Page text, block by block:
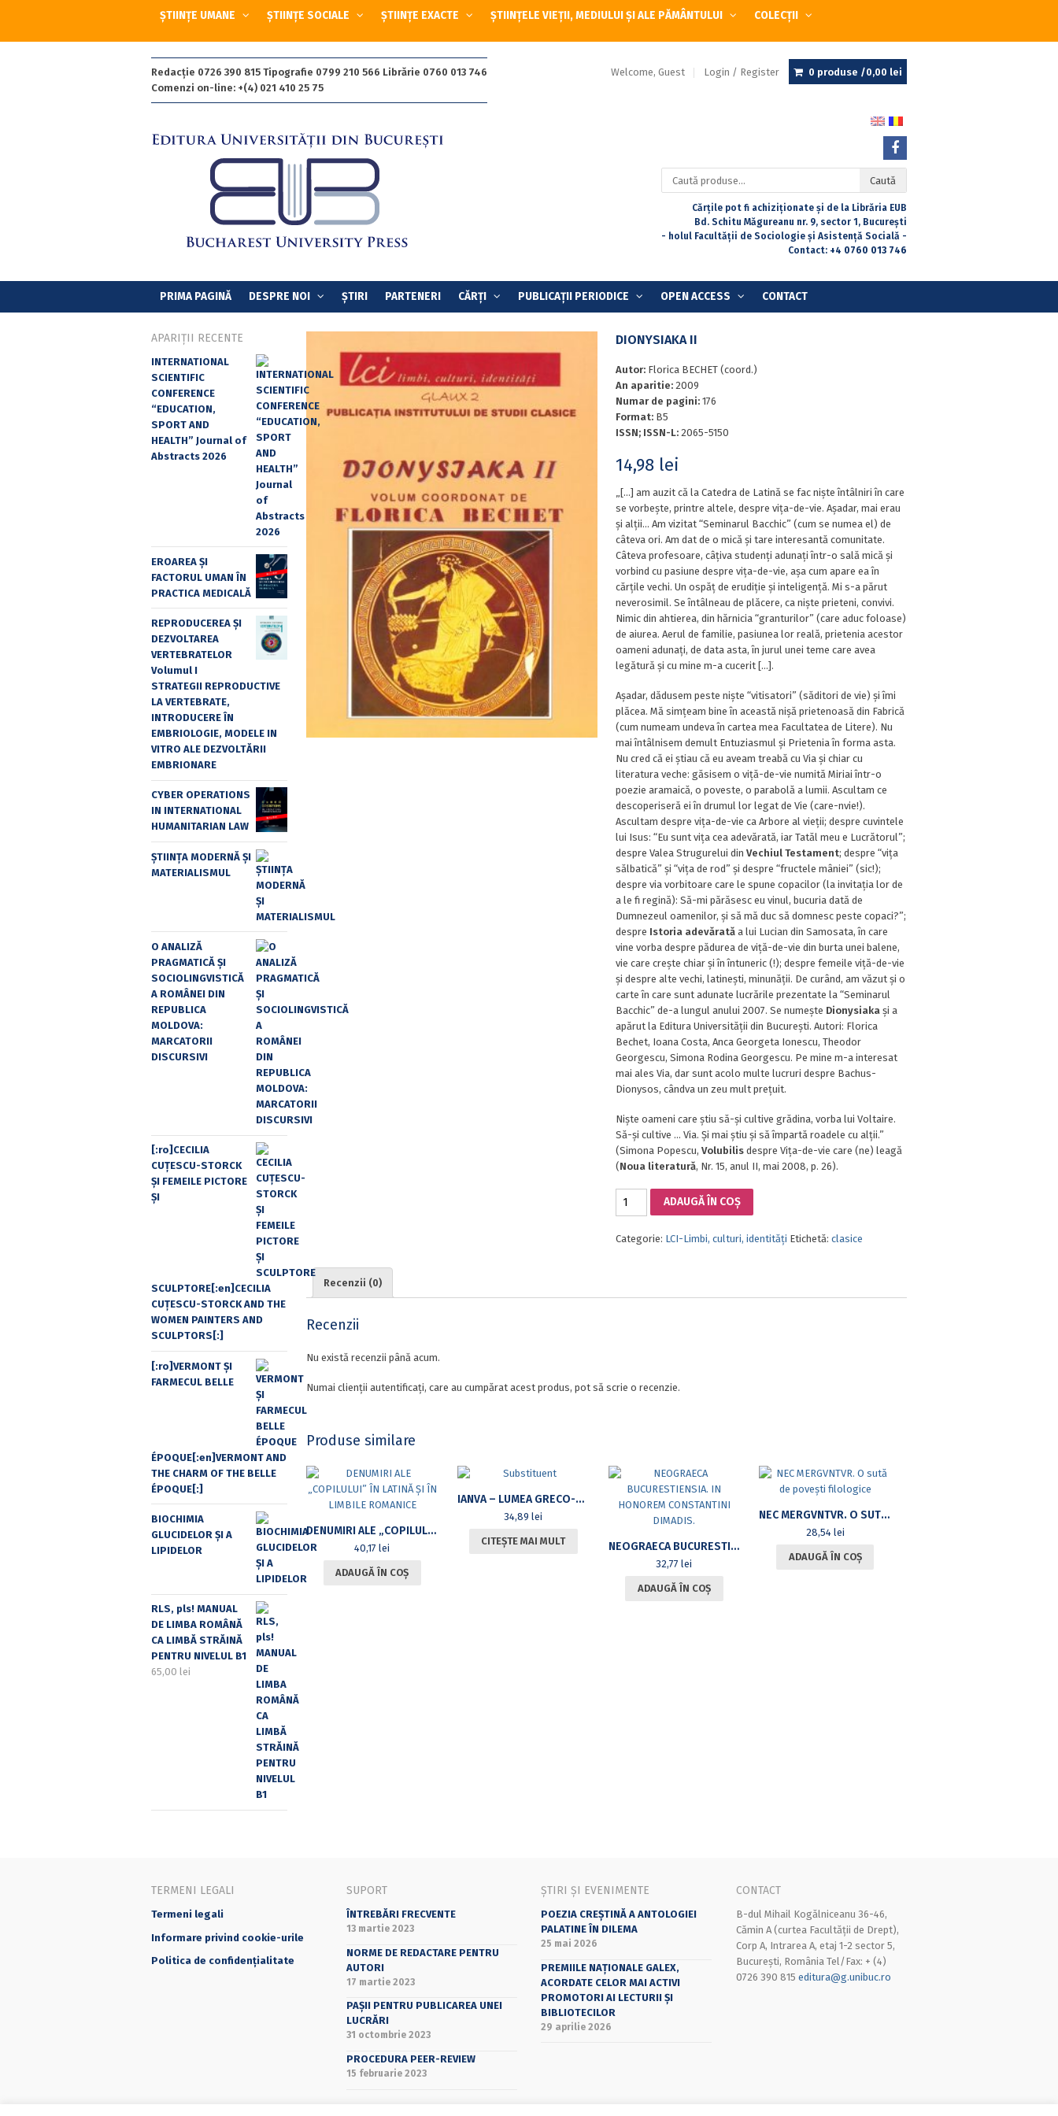
ȘTIINȚE UMANE ȘTIINȚE SOCIALE ȘTIINȚE EXACTE ȘTIINȚELE VIEȚII, MEDIULUI ȘI ALE PĂMÂNTULUI COLECȚII
Redacție 0726 390 815 Tipografie 0799 210 566 Librărie 0760 013 746
Comenzi on-line: +(4) 021 410 25 75
Welcome, Guest Login / Register 0 produse /0,00 lei
Caută
după:
Caută
Cărțile pot fi achiziționate și de la Librăria EUB
Bd. Schitu Măgureanu nr. 9, sector 1, București
- holul Facultății de Sociologie și Asistență Socială -
Contact: +4 0760 013 746
PRIMA PAGINĂ DESPRE NOI ȘTIRI PARTENERI CĂRȚI PUBLICAȚII PERIODICE OPEN ACCESS CONTACT
DIONYSIAKA II
Autor: Florica BECHET (coord.)
An aparitie: 2009
Numar de pagini: 176
Format: B5
ISSN; ISSN-L: 2065-5150
14,98 lei
„[…] am auzit că la Catedra de Latină se fac niște întâlniri în care
se vorbește, printre altele, despre vița-de-vie. Așadar, mai erau
și alții… Am vizitat “Seminarul Bacchic” (cum se numea el) de
câteva ori. Am dat de o mică și tare interesantă comunitate.
Câteva profesoare, câțiva studenți adunați într-o sală mică și
vorbind cu pasiune despre vița-de-vie, așa cum apare ea în
cărțile vechi. Un ospăț de erudiție și inteligență. Mi s-a părut
neverosimil. Se întâlneau de plăcere, ca niște prieteni, convivi.
Nimic din ahtierea, din hărnicia “granturilor” (care aduc foloase)
de aiurea. Aerul de familie, pasiunea lor reală, prietenia acestor
oameni adunați, de data asta, în jurul unei teme care avea
legătură și cu mine m-a cucerit […].
Așadar, dădusem peste niște “vitisatori” (săditori de vie) și îmi
plăcea. Mă simțeam bine în această nișă prietenoasă din Fabrică
(cum numeam undeva în cartea mea Facultatea de Litere). Nu
mai întâlnisem demult Entuziasmul și Prietenia în forma asta.
Nu cred că ei știau că eu aveam treabă cu Via și chiar cu
literatura veche: găsisem o viță-de-vie numită Miriai într-o
poezie aramaică, o poveste, o parabolă a lumii. Ascultam ce
descoperiseră ei în drumul lor legat de Vie (care-nvie!).
Ascultam despre vița-de-vie ca Arbore al vieții; despre cuvintele
lui Isus: “Eu sunt vița cea adevărată, iar Tatăl meu e Lucrătorul”;
despre Valea Strugurelui din Vechiul Testament; despre “vița
sălbatică” și “vița de rod” și despre “fructele mâniei” (sic!);
despre via vorbitoare care le spune copacilor (la invitația lor de
a le fi regină): Să-mi părăsesc eu vinul, bucuria dată de
Dumnezeul oamenilor, și să mă duc să domnesc peste copaci?”;
despre Istoria adevărată a lui Lucian din Samosata, în care
vine vorba despre pădurea de viță-de-vie din burta unei balene,
vie care crește chiar și în întuneric (!); despre femeile viță-de-vie
și despre alte vechi, latinești, minunății. De curând, am văzut și o
carte în care sunt adunate lucrările prezentate la “Seminarul
Bacchic” de-a lungul anului 2007. Se numește Dionysiakași a
apărut la Editura Universității din București. Autori: Florica
Bechet, Ioana Costa, Anca Georgeta Ionescu, Theodor
Georgescu, Simona Rodina Georgescu. Pe mine m-a interesat
mai ales Via, dar sunt acolo multe lucruri despre Bachus-
Dionysos, cândva un zeu mult prețuit.
Niște oameni care știu să-și cultive grădina, vorba lui Voltaire.
Să-și cultive … Via. Și mai știu și să împartă roadele cu alții.”
(Simona Popescu, Volubilis despre Vița-de-vie care (ne) leagă
(Noua literatură, Nr. 15, anul II, mai 2008, p. 26).
ADAUGĂ ÎN COȘ
Categorie: LCI-Limbi, culturi, identități Etichetă: clasice
Recenzii (0)
Recenzii
Nu există recenzii până acum.
Numai clienții autentificați, care au cumpărat acest produs, pot să scrie o recenzie.
Produse similare
DENUMIRI ALE „COPILULUI” ÎN LATINĂ ȘI ÎN LIMBILE ROMANICE
40,17lei
ADAUGĂ ÎN COȘ
IANVA – LUMEA GRECO-ROMANĂ ÎN STUDII ȘI ARTICOLE
34,89lei
CITEȘTE MAI MULT NEOGRAECA BUCURESTIENSIA. IN HONOREM CONSTANTINI DIMADIS.
32,77lei
ADAUGĂ ÎN COȘ
NEC MERGVNTVR. O SUTĂ DE POVEȘTI FILOLOGICE
28,54 lei
ADAUGĂ ÎN COȘ
APARIȚII RECENTE
INTERNATIONAL
SCIENTIFIC
CONFERENCE
“EDUCATION,
SPORT AND
HEALTH” Journal of
Abstracts 2026
EROAREA ȘI
FACTORUL UMAN ÎN
PRACTICA MEDICALĂ
REPRODUCEREA ȘI
DEZVOLTAREA
VERTEBRATELOR
Volumul I
STRATEGII REPRODUCTIVE
LA VERTEBRATE,
INTRODUCERE ÎN
EMBRIOLOGIE, MODELE IN
VITRO ALE DEZVOLTĂRII
EMBRIONARE
CYBER OPERATIONS
IN INTERNATIONAL
HUMANITARIAN LAW
ȘTIINȚA MODERNĂ ȘI
MATERIALISMUL
O ANALIZĂ
PRAGMATICĂ ȘI
SOCIOLINGVISTICĂ
A ROMÂNEI DIN
REPUBLICA
MOLDOVA:
MARCATORII
DISCURSIVI
[:ro]CECILIA
CUŢESCU-STORCK
ŞI FEMEILE PICTORE
ŞI
SCULPTORE[:en]CECILIA
CUŢESCU-STORCK AND THE
WOMEN PAINTERS AND
SCULPTORS[:]
[:ro]VERMONT ȘI
FARMECUL BELLE
ÉPOQUE[:en]VERMONT AND
THE CHARM OF THE BELLE
ÉPOQUE[:]
BIOCHIMIA
GLUCIDELOR ȘI A
LIPIDELOR
RLS, pls! MANUAL
DE LIMBA ROMÂNĂ
CA LIMBĂ STRĂINĂ
PENTRU NIVELUL B1
65,00 lei
TERMENI LEGALI
Termeni legali
Informare privind cookie-urile
Politica de confidențialitate
SUPORT
ÎNTREBĂRI FRECVENTE
13 martie 2023
NORME DE REDACTARE PENTRU
AUTORI
17 martie 2023
PAȘII PENTRU PUBLICAREA UNEI
LUCRĂRI
31 octombrie 2023
PROCEDURA PEER-REVIEW
15 februarie 2023
ȘTIRI ȘI EVENIMENTE
POEZIA CREȘTINĂ A ANTOLOGIEI
PALATINE ÎN DILEMA
25 mai 2026
PREMIILE NAȚIONALE GALEX,
ACORDATE CELOR MAI ACTIVI
PROMOTORI AI LECTURII ȘI
BIBLIOTECILOR
29 aprilie 2026
CONTACT
B-dul Mihail Kogălniceanu 36-46,
Cămin A (curtea Facultății de Drept),
Corp A, Intrarea A, etaj 1-2 sector 5,
București, România Tel/Fax: + (4)
0726 390 815 editura@g.unibuc.ro